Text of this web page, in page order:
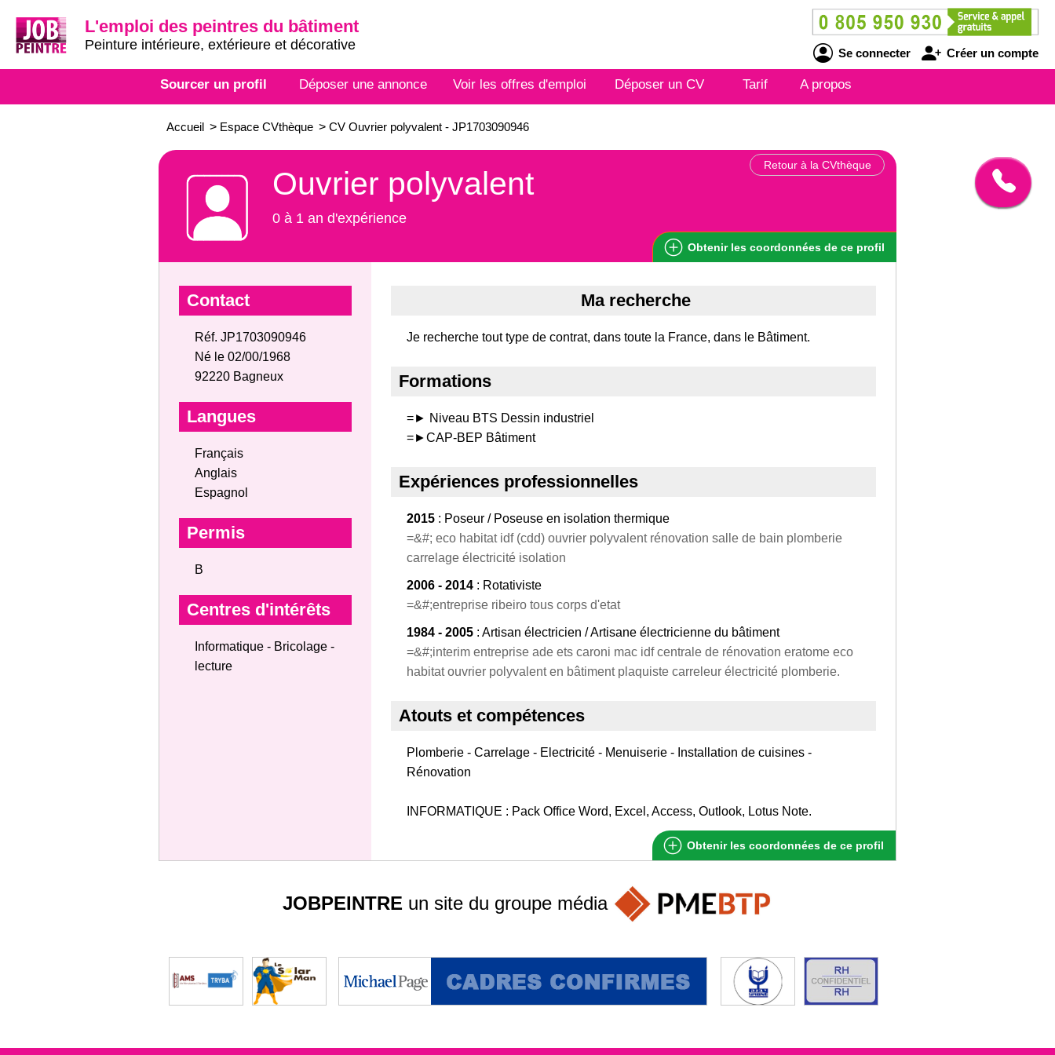
L'emploi des peintres du bâtiment
Peinture intérieure, extérieure et décorative
Se connecter Créer un compte
Sourcer un profil Déposer une annonce Voir les offres d'emploi Déposer un CV Tarif A propos
Accueil > Espace CVthèque > CV Ouvrier polyvalent - JP1703090946
Retour à la CVthèque
Ouvrier polyvalent
0 à 1 an d'expérience
Obtenir les coordonnées de ce profil
Contact
Réf. JP1703090946
Né le 02/00/1968
92220 Bagneux
Langues
Français
Anglais
Espagnol
Permis
B
Centres d'intérêts
Informatique - Bricolage -
lecture
Ma recherche
Je recherche tout type de contrat, dans toute la France, dans le Bâtiment.
Formations
=► Niveau BTS Dessin industriel
=►CAP-BEP Bâtiment
Expériences professionnelles
2015 : Poseur / Poseuse en isolation thermique
=&#; eco habitat idf (cdd) ouvrier polyvalent rénovation salle de bain plomberie
carrelage électricité isolation
2006 - 2014 : Rotativiste
=&#;entreprise ribeiro tous corps d'etat
1984 - 2005 : Artisan électricien / Artisane électricienne du bâtiment
=&#;interim entreprise ade ets caroni mac idf centrale de rénovation eratome eco
habitat ouvrier polyvalent en bâtiment plaquiste carreleur électricité plomberie.
Atouts et compétences
Plomberie - Carrelage - Electricité - Menuiserie - Installation de cuisines -
Rénovation
INFORMATIQUE : Pack Office Word, Excel, Access, Outlook, Lotus Note.
Obtenir les coordonnées de ce profil
JOBPEINTRE un site du groupe média